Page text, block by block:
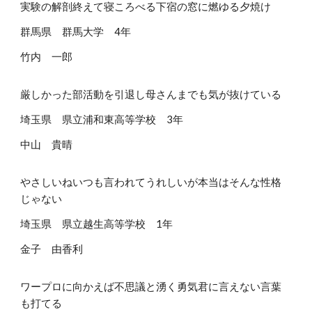
実験の解剖終えて寝ころべる下宿の窓に燃ゆる夕焼け
群馬県 群馬大学 4年
竹内 一郎
厳しかった部活動を引退し母さんまでも気が抜けている
埼玉県 県立浦和東高等学校 3年
中山 貴晴
やさしいねいつも言われてうれしいが本当はそんな性格
じゃない
埼玉県 県立越生高等学校 1年
金子 由香利
ワープロに向かえば不思議と湧く勇気君に言えない言葉
も打てる